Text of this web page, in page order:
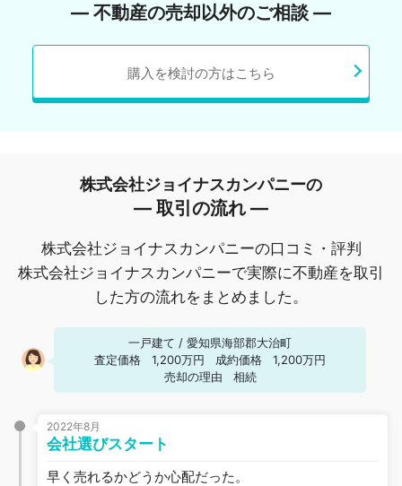
― 不動産の売却以外のご相談 ―
購入を検討の方はこちら
株式会社ジョイナスカンパニーの
― 取引の流れ ―
株式会社ジョイナスカンパニーの口コミ・評判
株式会社ジョイナスカンパニーで実際に不動産を取引
した方の流れをまとめました。
一戸建て / 愛知県海部郡大治町
査定価格
1,200万円 成約価格
1,200万円
売却の理由
相続
2022年8月
会社選びスタート
早く売れるかどうか心配だった。